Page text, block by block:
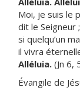
Moi, je suis le
dit le Seigneur ;
si quelqu’un
il vivra
Alléluia. (Jn 6,
Évangile de